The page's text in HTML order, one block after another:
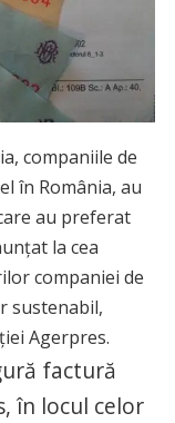
companiile de
în România, au
au preferat
la cea
companiei de
sustenabil,
Agerpres.
factură
în locul celor